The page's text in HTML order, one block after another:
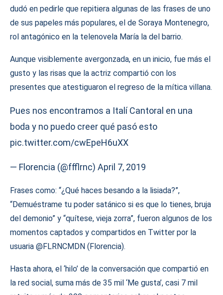
dudó en pedirle que repitiera algunas de las frases de uno
de sus papeles más populares, el de Soraya Montenegro,
rol antagónico en la telenovela María la del barrio.
Aunque visiblemente avergonzada, en un inicio, fue más el
gusto y las risas que la actriz compartió con los
presentes que atestiguaron el regreso de la mítica villana.
Pues nos encontramos a Italí Cantoral en una
boda y no puedo creer qué pasó esto
pic.twitter.com/cwEpeH6uXX
— Florencia (@ffflrnc) April 7, 2019
Frases como: “¿Qué haces besando a la lisiada?”,
“Demuéstrame tu poder satánico si es que lo tienes, bruja
del demonio” y “quítese, vieja zorra”, fueron algunos de los
momentos captados y compartidos en Twitter por la
usuaria @FLRNCMDN (Florencia).
Hasta ahora, el ‘hilo’ de la conversación que compartió en
la red social, suma más de 35 mil ‘Me gusta’, casi 7 mil